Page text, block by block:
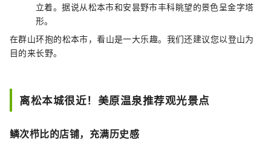
立着。据说从松本市和安昙野市丰科眺望的景色呈金字塔
形。
在群山环抱的松本市，看山是一大乐趣。我们还建议您以登山为
目的来长野。
离松本城很近！美原温泉推荐观光景点
鳞次栉比的店铺，充满历史感